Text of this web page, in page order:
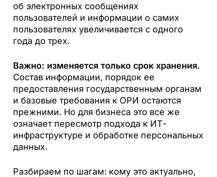
об электронных сообщениях
пользователей и информации о самих
пользователях увеличивается с одного
года до трех.
Важно: изменяется только срок хранения.
Состав информации, порядок ее
предоставления государственным органам
и базовые требования к ОРИ остаются
прежними. Но для бизнеса это все же
означает пересмотр подхода к ИТ-
инфраструктуре и обработке персональных
данных.
Разбираем по шагам: кому это актуально,